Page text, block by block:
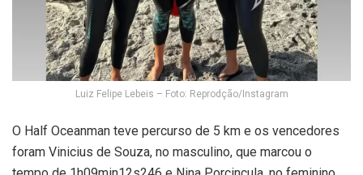
Luiz Felipe Lebeis – Foto: Reprodção/Instagram
O Half Oceanman teve percurso de 5 km e os vencedores
foram Vinicius de Souza, no masculino, que marcou o